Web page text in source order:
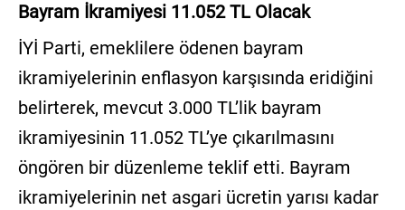
Bayram İkramiyesi 11.052 TL Olacak
İYİ Parti, emeklilere ödenen bayram
ikramiyelerinin enflasyon karşısında eridiğini
belirterek, mevcut 3.000 TL’lik bayram
ikramiyesinin 11.052 TL’ye çıkarılmasını
öngören bir düzenleme teklif etti. Bayram
ikramiyelerinin net asgari ücretin yarısı kadar